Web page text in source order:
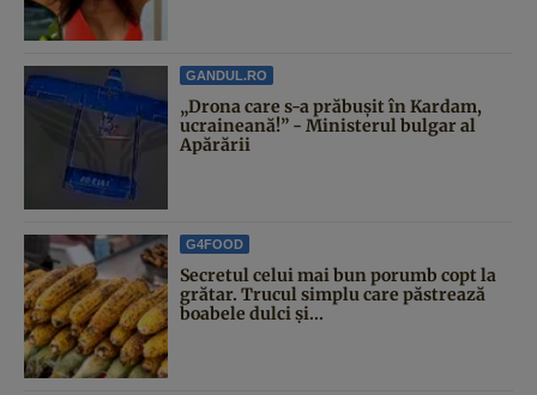
GANDUL.RO
„Drona care s-a prăbușit în Kardam,
ucraineană!” - Ministerul bulgar al
Apărării
G4FOOD
Secretul celui mai bun porumb copt la
grătar. Trucul simplu care păstrează
boabele dulci și...